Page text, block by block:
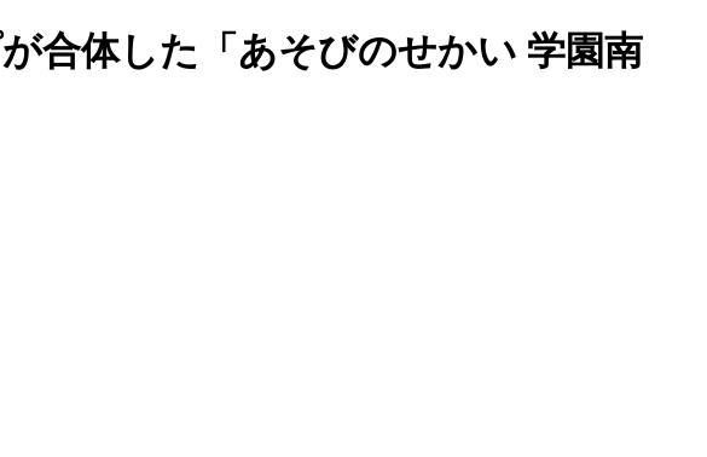
合体した「あそびのせかい 学園南